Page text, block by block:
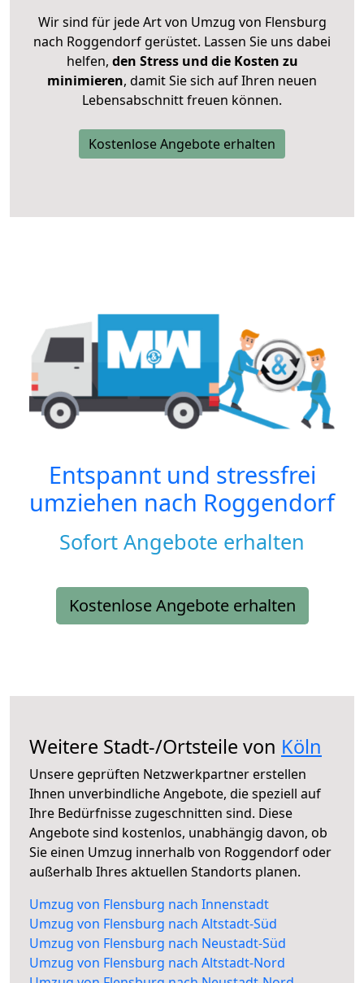
Wir sind für jede Art von Umzug von Flensburg
nach Roggendorf gerüstet. Lassen Sie uns dabei
helfen, den Stress und die Kosten zu
minimieren, damit Sie sich auf Ihren neuen
Lebensabschnitt freuen können.
Kostenlose Angebote erhalten
Entspannt und stressfrei
umziehen nach Roggendorf
Sofort Angebote erhalten
Kostenlose Angebote erhalten
Weitere Stadt-/Ortsteile von Köln
Unsere geprüften Netzwerkpartner erstellen
Ihnen unverbindliche Angebote, die speziell auf
Ihre Bedürfnisse zugeschnitten sind. Diese
Angebote sind kostenlos, unabhängig davon, ob
Sie einen Umzug innerhalb von Roggendorf oder
außerhalb Ihres aktuellen Standorts planen.
Umzug von Flensburg nach Innenstadt
Umzug von Flensburg nach Altstadt-Süd
Umzug von Flensburg nach Neustadt-Süd
Umzug von Flensburg nach Altstadt-Nord